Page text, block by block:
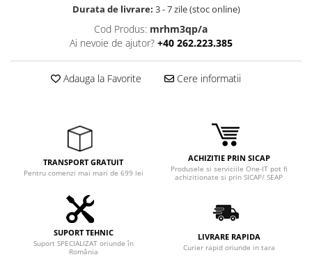
Durata de livrare: 3 - 7 zile (stoc online)
Cod Produs: mrhm3qp/a
Ai nevoie de ajutor? +40 262.223.385
Adauga la Favorite Cere informatii
TRANSPORT GRATUIT
Pentru comenzi mai mari de 699 lei
ACHIZITIE PRIN SICAP
Produsele si serviciile One-IT pot fi
achizitionate si prin SICAP/ SEAP
SUPORT TEHNIC
Suport SPECIALIZAT oriunde în
România
LIVRARE RAPIDA
Curier rapid oriunde in tara